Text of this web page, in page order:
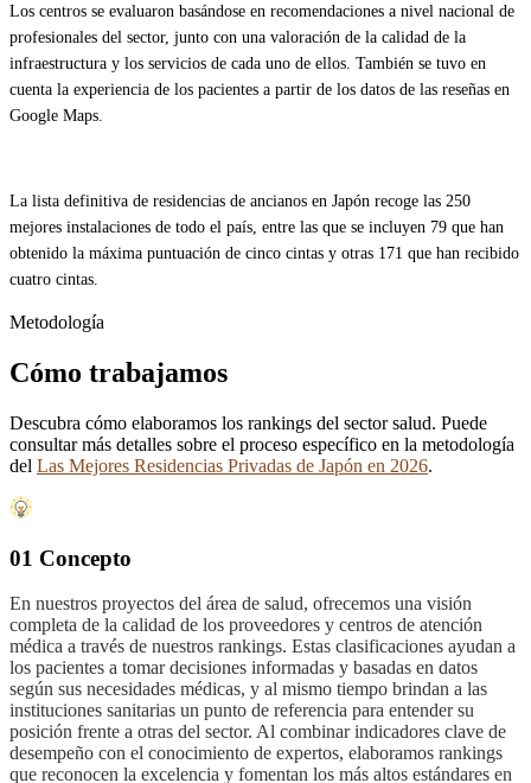
Los centros se evaluaron basándose en recomendaciones a nivel nacional de
profesionales del sector, junto con una valoración de la calidad de la
infraestructura y los servicios de cada uno de ellos. También se tuvo en
cuenta la experiencia de los pacientes a partir de los datos de las reseñas en
Google Maps.
La lista definitiva de residencias de ancianos en Japón recoge las 250
mejores instalaciones de todo el país, entre las que se incluyen 79 que han
obtenido la máxima puntuación de cinco cintas y otras 171 que han recibido
cuatro cintas.
Metodología
Cómo trabajamos
Descubra cómo elaboramos los rankings del sector salud. Puede
consultar más detalles sobre el proceso específico en la metodología
del Las Mejores Residencias Privadas de Japón en 2026.
01 Concepto
En nuestros proyectos del área de salud, ofrecemos una visión
completa de la calidad de los proveedores y centros de atención
médica a través de nuestros rankings. Estas clasificaciones ayudan a
los pacientes a tomar decisiones informadas y basadas en datos
según sus necesidades médicas, y al mismo tiempo brindan a las
instituciones sanitarias un punto de referencia para entender su
posición frente a otras del sector. Al combinar indicadores clave de
desempeño con el conocimiento de expertos, elaboramos rankings
que reconocen la excelencia y fomentan los más altos estándares en